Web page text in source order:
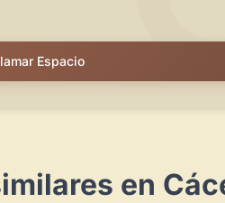
Espacio
en